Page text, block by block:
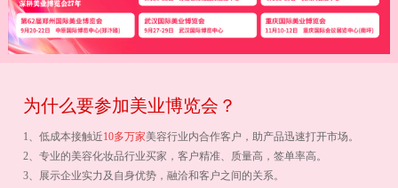
为什么要参加美业博览会？
1、低成本接触近10多万家美容行业内合作客户，助产品迅速打开市场。
2、专业的美容化妆品行业买家，客户精准、质量高，签单率高。
3、展示企业实力及自身优势，融洽和客户之间的关系。